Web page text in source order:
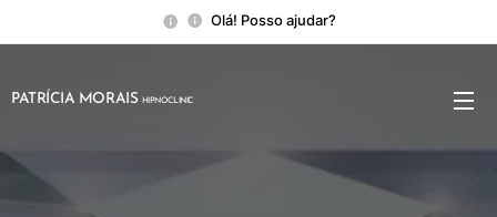
Olá! Posso ajudar?
PATRÍCIA MORAIS HIPNOCLINIC